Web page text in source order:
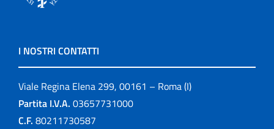
I NOSTRI CONTATTI
Viale Regina Elena 299, 00161 – Roma (I)
Partita I.V.A. 03657731000
C.F. 80211730587